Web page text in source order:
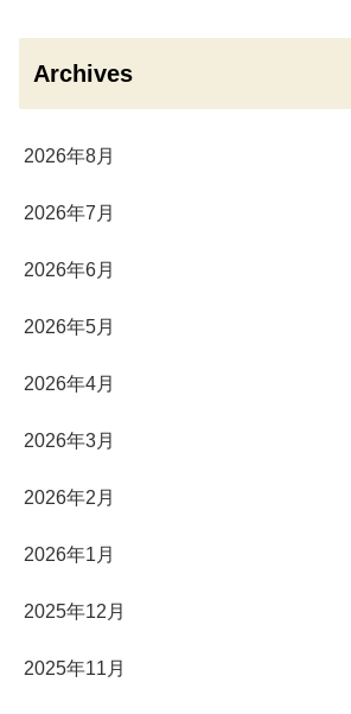
Archives
2026年8月
2026年7月
2026年6月
2026年5月
2026年4月
2026年3月
2026年2月
2026年1月
2025年12月
2025年11月